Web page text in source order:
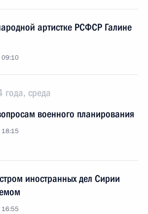
артистке РСФСР Галине
09:10
среда
военного планирования
18:15
иностранных дел Сирии
16:55